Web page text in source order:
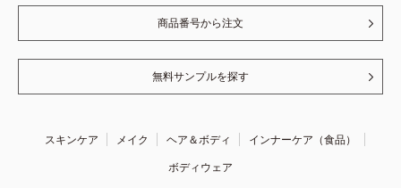
商品番号から注文
無料サンプルを探す
スキンケア メイク ヘア＆ボディ
インナーケア（食品）
ボディウェア